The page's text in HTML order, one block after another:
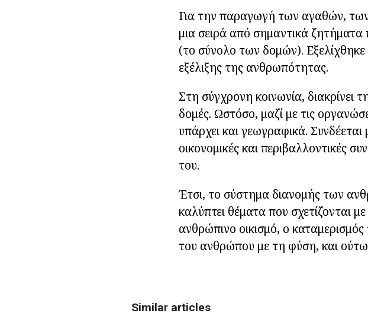
Για την παραγωγή των αγαθών,
μια σειρά από σημαντικά
(το σύνολο των δομών).
εξέλιξης της ανθρωπότητας.
Στη σύγχρονη κοινωνία, διακρίνει
δομές. Ωστόσο, μαζί με τις
υπάρχει και γεωγραφικά. Συνδέεται
οικονομικές και περιβαλλοντικές
του.
Έτσι, το σύστημα διανομής των
καλύπτει θέματα που σχετίζονται
ανθρώπινο οικισμό, ο
του ανθρώπου με τη φύση, και
Similar articles